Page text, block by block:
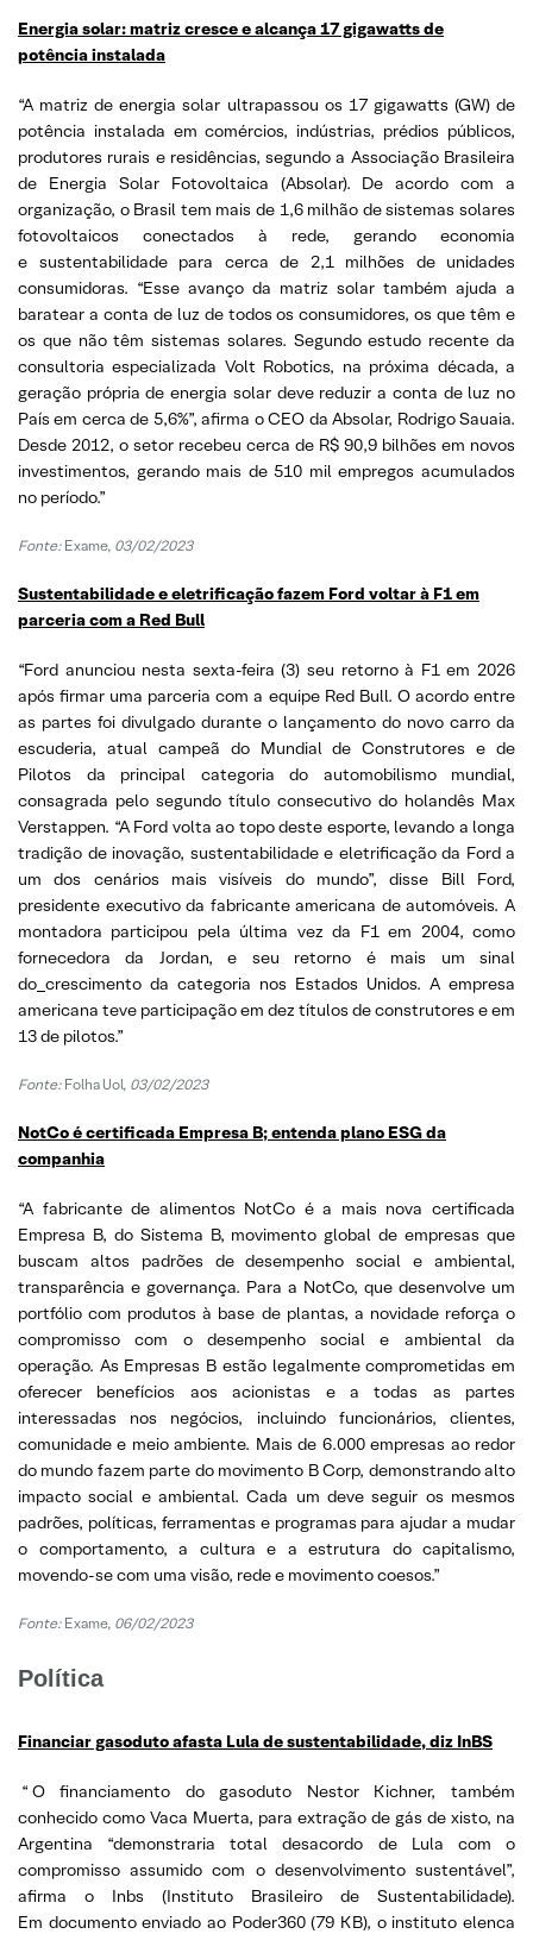
Energia solar: matriz cresce e alcança 17 gigawatts de
potência instalada
“A matriz de energia solar ultrapassou os 17 gigawatts (GW) de
potência instalada em comércios, indústrias, prédios públicos,
produtores rurais e residências, segundo a Associação Brasileira
de Energia Solar Fotovoltaica (Absolar). De acordo com a
organização, o Brasil tem mais de 1,6 milhão de sistemas solares
fotovoltaicos conectados à rede, gerando economia
e sustentabilidade para cerca de 2,1 milhões de unidades
consumidoras. “Esse avanço da matriz solar também ajuda a
baratear a conta de luz de todos os consumidores, os que têm e
os que não têm sistemas solares. Segundo estudo recente da
consultoria especializada Volt Robotics, na próxima década, a
geração própria de energia solar deve reduzir a conta de luz no
País em cerca de 5,6%”, afirma o CEO da Absolar, Rodrigo Sauaia.
Desde 2012, o setor recebeu cerca de R$ 90,9 bilhões em novos
investimentos, gerando mais de 510 mil empregos acumulados
no período.”
Fonte: Exame, 03/02/2023
Sustentabilidade e eletrificação fazem Ford voltar à F1 em
parceria com a Red Bull
“Ford anunciou nesta sexta-feira (3) seu retorno à F1 em 2026
após firmar uma parceria com a equipe Red Bull. O acordo entre
as partes foi divulgado durante o lançamento do novo carro da
escuderia, atual campeã do Mundial de Construtores e de
Pilotos da principal categoria do automobilismo mundial,
consagrada pelo segundo título consecutivo do holandês Max
Verstappen. “A Ford volta ao topo deste esporte, levando a longa
tradição de inovação, sustentabilidade e eletrificação da Ford a
um dos cenários mais visíveis do mundo”, disse Bill Ford,
presidente executivo da fabricante americana de automóveis. A
montadora participou pela última vez da F1 em 2004, como
fornecedora da Jordan, e seu retorno é mais um sinal
do crescimento da categoria nos Estados Unidos. A empresa
americana teve participação em dez títulos de construtores e em
13 de pilotos.”
Fonte: Folha Uol, 03/02/2023
NotCo é certificada Empresa B; entenda plano ESG da
companhia
“A fabricante de alimentos NotCo é a mais nova certificada
Empresa B, do Sistema B, movimento global de empresas que
buscam altos padrões de desempenho social e ambiental,
transparência e governança. Para a NotCo, que desenvolve um
portfólio com produtos à base de plantas, a novidade reforça o
compromisso com o desempenho social e ambiental da
operação. As Empresas B estão legalmente comprometidas em
oferecer benefícios aos acionistas e a todas as partes
interessadas nos negócios, incluindo funcionários, clientes,
comunidade e meio ambiente. Mais de 6.000 empresas ao redor
do mundo fazem parte do movimento B Corp, demonstrando alto
impacto social e ambiental. Cada um deve seguir os mesmos
padrões, políticas, ferramentas e programas para ajudar a mudar
o comportamento, a cultura e a estrutura do capitalismo,
movendo-se com uma visão, rede e movimento coesos.”
Fonte: Exame, 06/02/2023
Política
Financiar gasoduto afasta Lula de sustentabilidade, diz InBS
“ O financiamento do gasoduto Nestor Kichner, também
conhecido como Vaca Muerta, para extração de gás de xisto, na
Argentina “demonstraria total desacordo de Lula com o
compromisso assumido com o desenvolvimento sustentável”,
afirma o Inbs (Instituto Brasileiro de Sustentabilidade).
Em documento enviado ao Poder360 (79 KB), o instituto elenca